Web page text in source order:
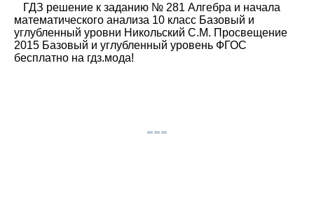
ГДЗ решение к заданию № 281 Алгебра и начала
математического анализа 10 класс Базовый и
углубленный уровни Никольский С.М. Просвещение
2015 Базовый и углубленный уровень ФГОС
бесплатно на гдз.мода!